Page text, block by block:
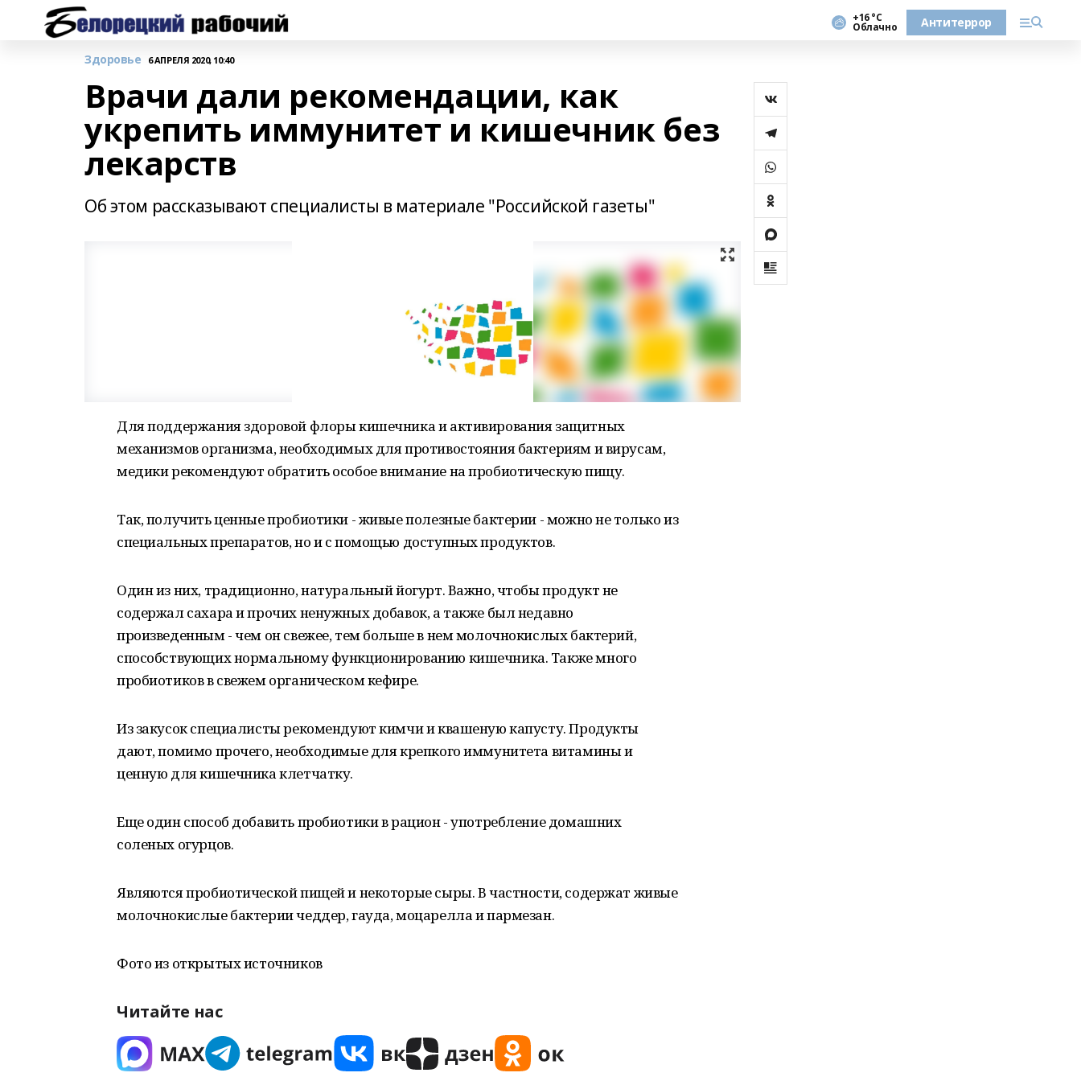
+16 °С
Облачно Антитеррор
Здоровье 6 АПРЕЛЯ 2020, 10:40
Врачи дали рекомендации, как
укрепить иммунитет и кишечник без
лекарств
Об этом рассказывают специалисты в материале "Российской газеты"
Для поддержания здоровой флоры кишечника и активирования защитных
механизмов организма, необходимых для противостояния бактериям и вирусам,
медики рекомендуют обратить особое внимание на пробиотическую пищу.
Так, получить ценные пробиотики - живые полезные бактерии - можно не только из
специальных препаратов, но и с помощью доступных продуктов.
Один из них, традиционно, натуральный йогурт. Важно, чтобы продукт не
содержал сахара и прочих ненужных добавок, а также был недавно
произведенным - чем он свежее, тем больше в нем молочнокислых бактерий,
способствующих нормальному функционированию кишечника. Также много
пробиотиков в свежем органическом кефире.
Из закусок специалисты рекомендуют кимчи и квашеную капусту. Продукты
дают, помимо прочего, необходимые для крепкого иммунитета витамины и
ценную для кишечника клетчатку.
Еще один способ добавить пробиотики в рацион - употребление домашних
соленых огурцов.
Являются пробиотической пищей и некоторые сыры. В частности, содержат живые
молочнокислые бактерии чеддер, гауда, моцарелла и пармезан.
Фото из открытых источников
Читайте нас